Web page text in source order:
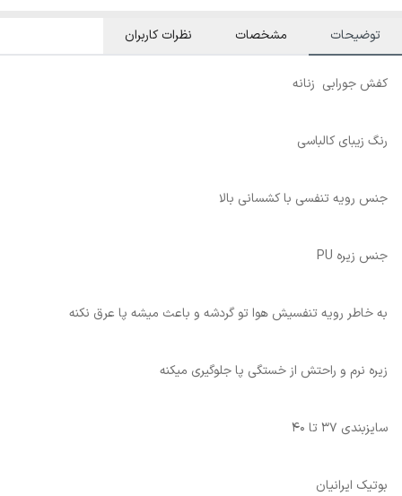
توضیحات مشخصات نظرات کاربران
کفش جورابی زنانه
رنگ زیبای کالباسی
جنس رویه تنفسی با کشسانی بالا
جنس زیره PU
به خاطر رویه تنفسیش هوا تو گردشه و باعث میشه پا عرق نکنه
زیره نرم و راحتش از خستگی پا جلوگیری میکنه
سایزبندی 37 تا 40
بوتیک ایرانیان